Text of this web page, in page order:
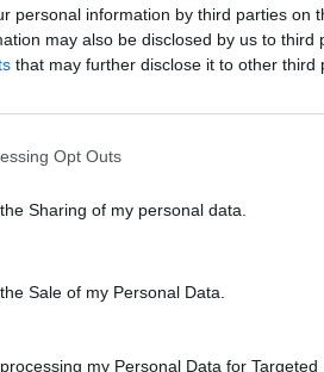
personal information by third parties on
may also be disclosed by us to third
that may further disclose it to other third
Opt Outs
Sharing of my personal data.
Sale of my Personal Data.
my Personal Data for Targeted
GreCO